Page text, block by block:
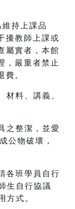
持上課品
擾教師上課或
屬實者，本館
，嚴重者禁止
費。
材料、講義、
之整潔，並愛
公物破壞，
各班學員自行
生自行協議
方式。